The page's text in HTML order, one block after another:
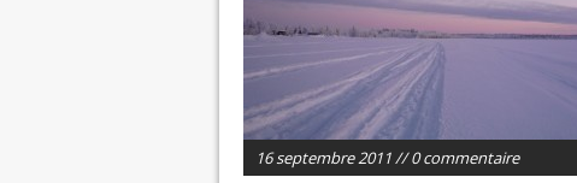
16 septembre 2011 // 0 commentaire